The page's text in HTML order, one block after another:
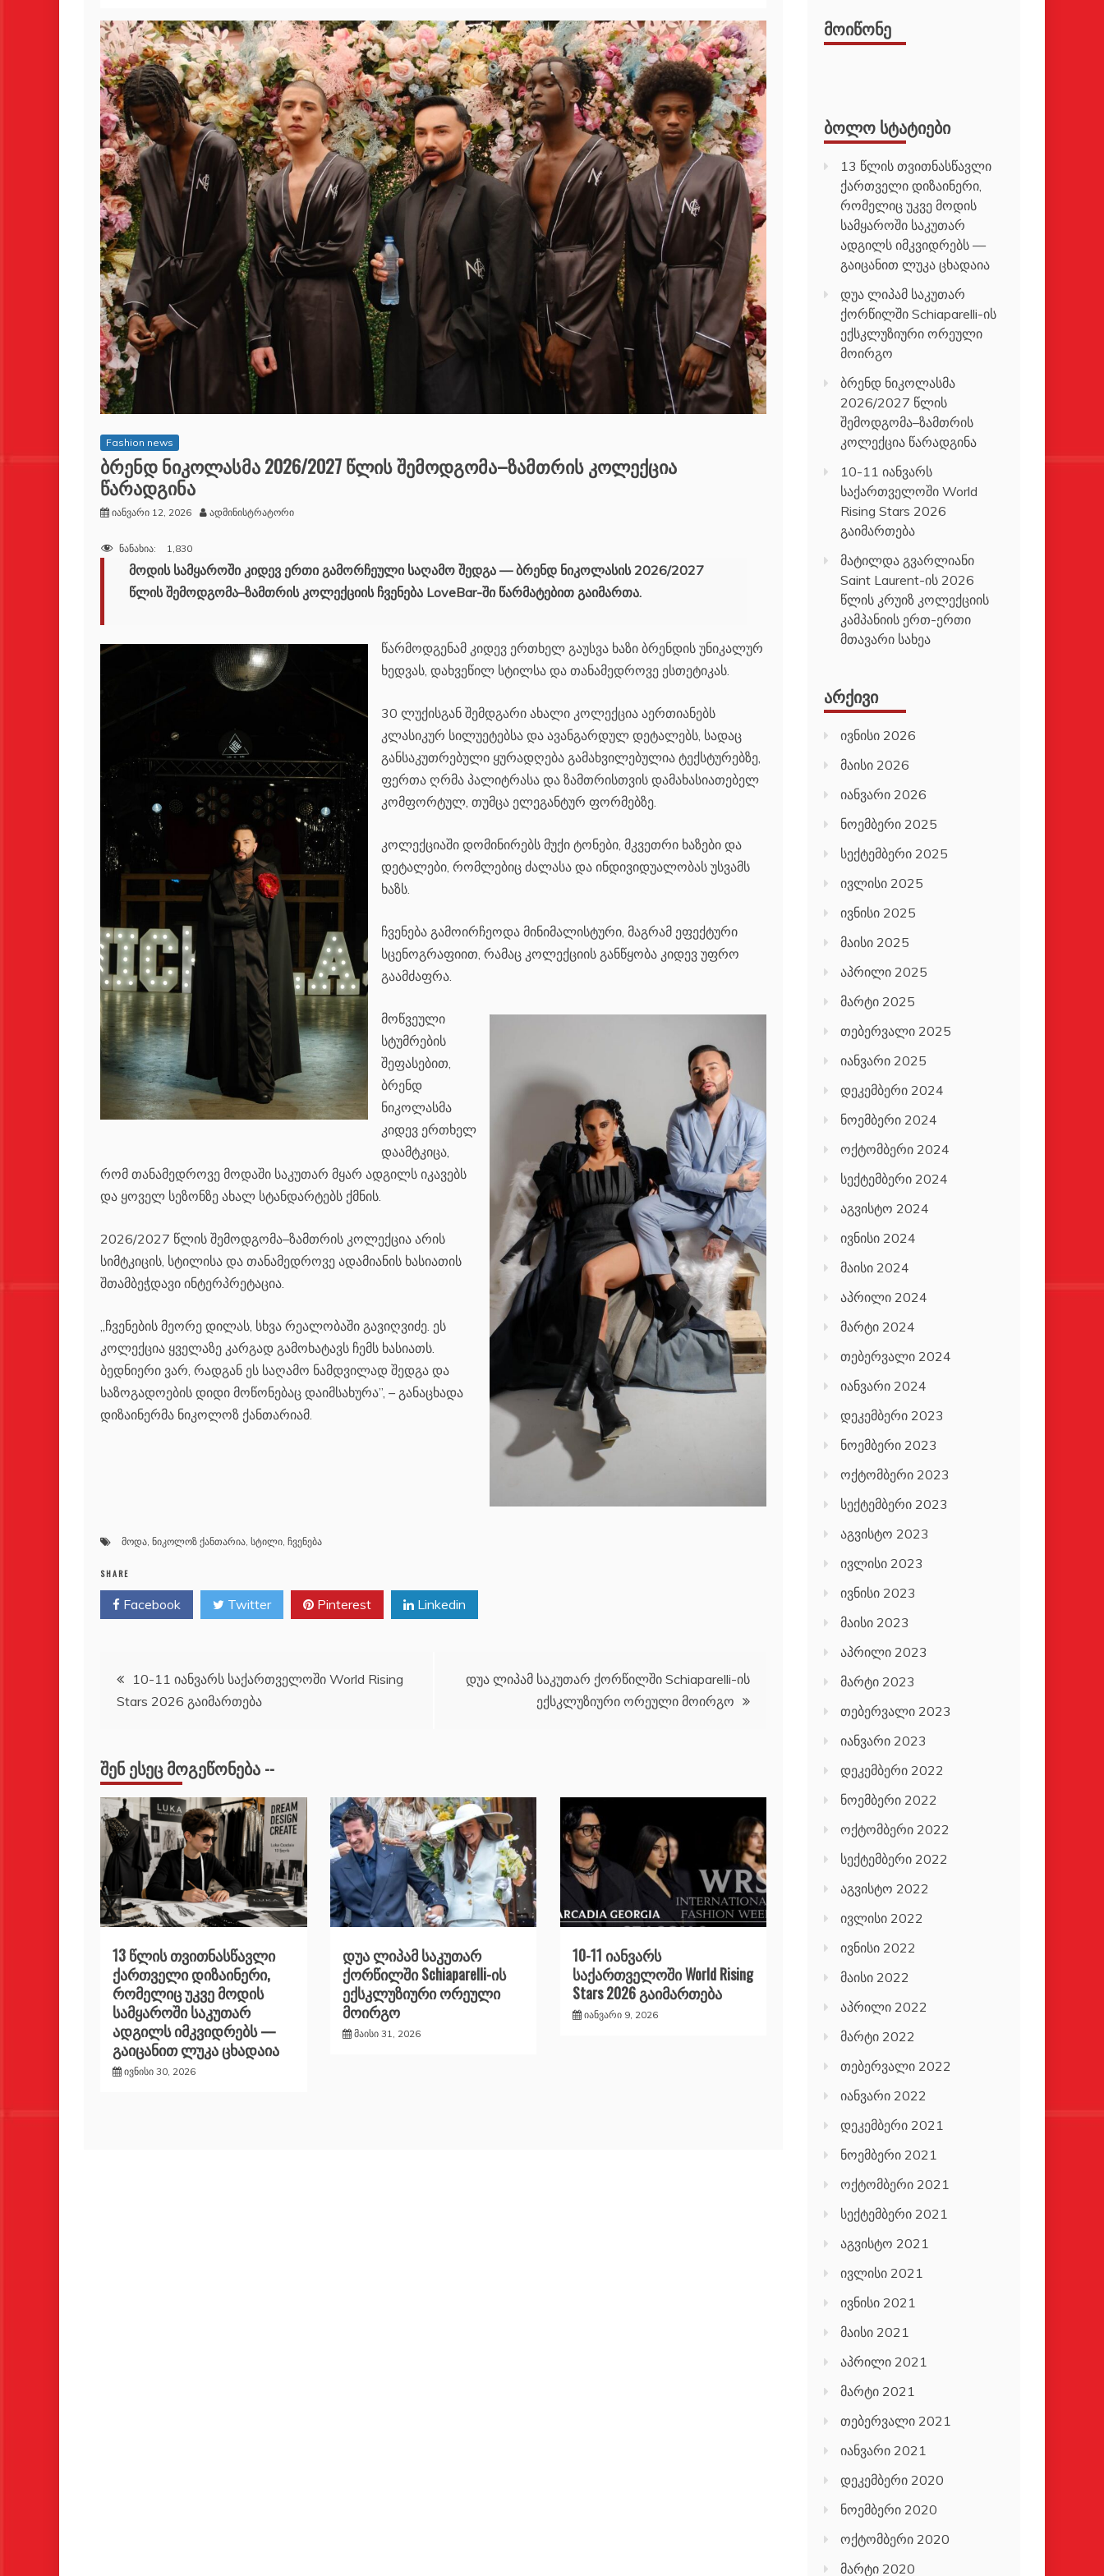
Fashion news
ბრენდ ნიკოლასმა 2026/2027 წლის შემოდგომა–ზამთრის კოლექცია
წარადგინა
იანვარი 12, 2026 ადმინისტრატორი
ნანახია: 1,830
მოდის სამყაროში კიდევ ერთი გამორჩეული საღამო შედგა — ბრენდ ნიკოლასის 2026/2027
წლის შემოდგომა–ზამთრის კოლექციის ჩვენება LoveBar-ში წარმატებით გაიმართა.
წარმოდგენამ კიდევ ერთხელ გაუსვა ხაზი ბრენდის უნიკალურ
ხედვას, დახვეწილ სტილსა და თანამედროვე ესთეტიკას.
30 ლუქისგან შემდგარი ახალი კოლექცია აერთიანებს
კლასიკურ სილუეტებსა და ავანგარდულ დეტალებს, სადაც
განსაკუთრებული ყურადღება გამახვილებულია ტექსტურებზე,
ფერთა ღრმა პალიტრასა და ზამთრისთვის დამახასიათებელ
კომფორტულ, თუმცა ელეგანტურ ფორმებზე.
კოლექციაში დომინირებს მუქი ტონები, მკვეთრი ხაზები და
დეტალები, რომლებიც ძალასა და ინდივიდუალობას უსვამს
ხაზს.
ჩვენება გამოირჩეოდა მინიმალისტური, მაგრამ ეფექტური
სცენოგრაფიით, რამაც კოლექციის განწყობა კიდევ უფრო
გაამძაფრა.
მოწვეული
სტუმრების
შეფასებით,
ბრენდ
ნიკოლასმა
კიდევ ერთხელ
დაამტკიცა,
რომ თანამედროვე მოდაში საკუთარ მყარ ადგილს იკავებს
და ყოველ სეზონზე ახალ სტანდარტებს ქმნის.
2026/2027 წლის შემოდგომა–ზამთრის კოლექცია არის
სიმტკიცის, სტილისა და თანამედროვე ადამიანის ხასიათის
შთამბეჭდავი ინტერპრეტაცია.
,,ჩვენების მეორე დილას, სხვა რეალობაში გავიღვიძე. ეს
კოლექცია ყველაზე კარგად გამოხატავს ჩემს ხასიათს.
ბედნიერი ვარ, რადგან ეს საღამო ნამდვილად შედგა და
საზოგადოების დიდი მოწონებაც დაიმსახურა”, – განაცხადა
დიზაინერმა ნიკოლოზ ქანთარიამ.
მოდა ნიკოლოზ ქანთარია სტილი ჩვენება
SHARE
Facebook Twitter Pinterest Linkedin
პოსტის
ნავიგაცია
10-11 იანვარს საქართველოში World Rising
Stars 2026 გაიმართება
დუა ლიპამ საკუთარ ქორწილში Schiaparelli-ის
ექსკლუზიური ორეული მოირგო
ᲨᲔᲜ ᲔᲡᲔᲪ ᲛᲝᲒᲔᲬᲝᲜᲔᲑᲐ --
13 წლის თვითნასწავლი
ქართველი დიზაინერი,
რომელიც უკვე მოდის
სამყაროში საკუთარ
ადგილს იმკვიდრებს —
გაიცანით ლუკა ცხადაია
ივნისი 30, 2026
დუა ლიპამ საკუთარ
ქორწილში Schiaparelli-ის
ექსკლუზიური ორეული
მოირგო
მაისი 31, 2026
10-11 იანვარს
საქართველოში World Rising
Stars 2026 გაიმართება
იანვარი 9, 2026
ᲛᲝᲘᲬᲝᲜᲔ
ᲑᲝᲚᲝ ᲡᲢᲐᲢᲘᲔᲑᲘ
13 წლის თვითნასწავლი
ქართველი დიზაინერი,
რომელიც უკვე მოდის
სამყაროში საკუთარ
ადგილს იმკვიდრებს —
გაიცანით ლუკა ცხადაია
დუა ლიპამ საკუთარ
ქორწილში Schiaparelli-ის
ექსკლუზიური ორეული
მოირგო
ბრენდ ნიკოლასმა
2026/2027 წლის
შემოდგომა–ზამთრის
კოლექცია წარადგინა
10-11 იანვარს
საქართველოში World
Rising Stars 2026
გაიმართება
მატილდა გვარლიანი
Saint Laurent-ის 2026
წლის კრუიზ კოლექციის
კამპანიის ერთ-ერთი
მთავარი სახეა
ᲐᲠᲥᲘᲕᲘ
ივნისი 2026
მაისი 2026
იანვარი 2026
ნოემბერი 2025
სექტემბერი 2025
ივლისი 2025
ივნისი 2025
მაისი 2025
აპრილი 2025
მარტი 2025
თებერვალი 2025
იანვარი 2025
დეკემბერი 2024
ნოემბერი 2024
ოქტომბერი 2024
სექტემბერი 2024
აგვისტო 2024
ივნისი 2024
მაისი 2024
აპრილი 2024
მარტი 2024
თებერვალი 2024
იანვარი 2024
დეკემბერი 2023
ნოემბერი 2023
ოქტომბერი 2023
სექტემბერი 2023
აგვისტო 2023
ივლისი 2023
ივნისი 2023
მაისი 2023
აპრილი 2023
მარტი 2023
თებერვალი 2023
იანვარი 2023
დეკემბერი 2022
ნოემბერი 2022
ოქტომბერი 2022
სექტემბერი 2022
აგვისტო 2022
ივლისი 2022
ივნისი 2022
მაისი 2022
აპრილი 2022
მარტი 2022
თებერვალი 2022
იანვარი 2022
დეკემბერი 2021
ნოემბერი 2021
ოქტომბერი 2021
სექტემბერი 2021
აგვისტო 2021
ივლისი 2021
ივნისი 2021
მაისი 2021
აპრილი 2021
მარტი 2021
თებერვალი 2021
იანვარი 2021
დეკემბერი 2020
ნოემბერი 2020
ოქტომბერი 2020
მარტი 2020